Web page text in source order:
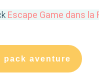
Escape Game dans
pack aventure